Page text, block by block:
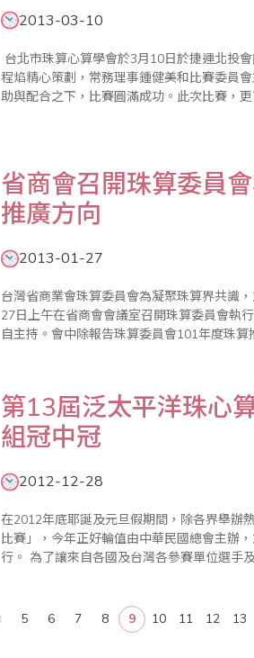
2013-03-10
台北市珠算心算學會於3月10日於捷運北投
程焰精心策劃，常務理事鍾健美和比賽委員
助與配合之下，比賽圓滿成功。此次比賽，更
省商會召開珠算委員
推廣方向
2013-01-27
台灣省商業會珠算委員會為凝聚珠算界共識
27日上午在省商會會議室召開珠算委員會執
自主持。會中除報告珠算委員會101年度珠
第13屆泛太平洋珠心
組冠中冠
2012-12-28
在2012年底耶誕及元旦假期間，除各界舉辦
比賽」，今年正好輪值由中華民國總會主辦
行。 為了讓來自各國及台灣各參賽單位選手及團員們在參加之餘，也能深入體驗台灣風俗民情及文化，中華
5 6 7 8 9 10 11 12 13